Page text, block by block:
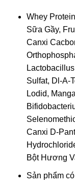
Whey
Sữa Gầy,
Canxi
Sulfat, Dl-A-
Lodid,
Canxi D-
Bột Hương
Sản phẩm